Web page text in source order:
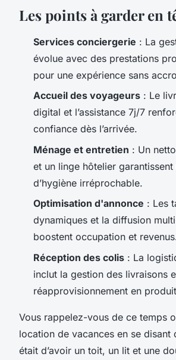
Les points à garder en
Services conciergerie : La
évolue avec des prestations
pour une expérience sans
Accueil des voyageurs : Le
digital et l’assistance 7j/7
confiance dès l’arrivée.
Ménage et entretien : Un
et un linge hôtelier garantissent
d’hygiène irréprochable.
Optimisation d'annonce : Les
dynamiques et la diffusion
boostent occupation et
Réception des colis : La
inclut la gestion des livraisons
réapprovisionnement en
Vous rappelez-vous de ce temps
location de vacances en se disant
était d’avoir un toit, un lit et une